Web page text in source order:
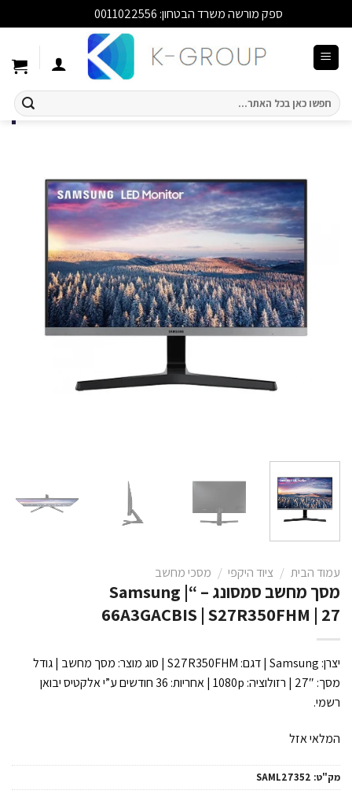
ספק מורשה משרד הבטחון: 0011022556
חיפוש
עבור:
עמוד הבית / ציוד היקפי / מסכי מחשב
מסך מחשב סמסונג – “Samsung |
66A3GACBIS | S27R350FHM | 27
יצרן: Samsung | דגם: S27R350FHM | סוג מוצר: מסך מחשב | גודל
מסך: 27″ | רזולוציה: 1080p | אחריות: 36 חודשים ע”י אלקטיס יבואן
רשמי.
המלאי אזל
מק"ט: SAML27352